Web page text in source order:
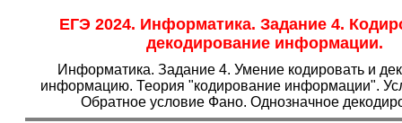
ЕГЭ 2024. Информатика. Задание 4.
декодирование информации.
Информатика. Задание 4. Умение кодировать и
информацию. Теория "кодирование информации".
Обратное условие Фано. Однозначное